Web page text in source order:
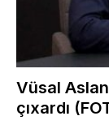
Vüsal
çıxardı